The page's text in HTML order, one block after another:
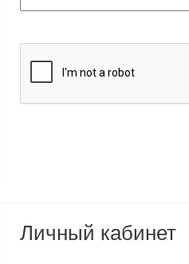
Личный кабинет